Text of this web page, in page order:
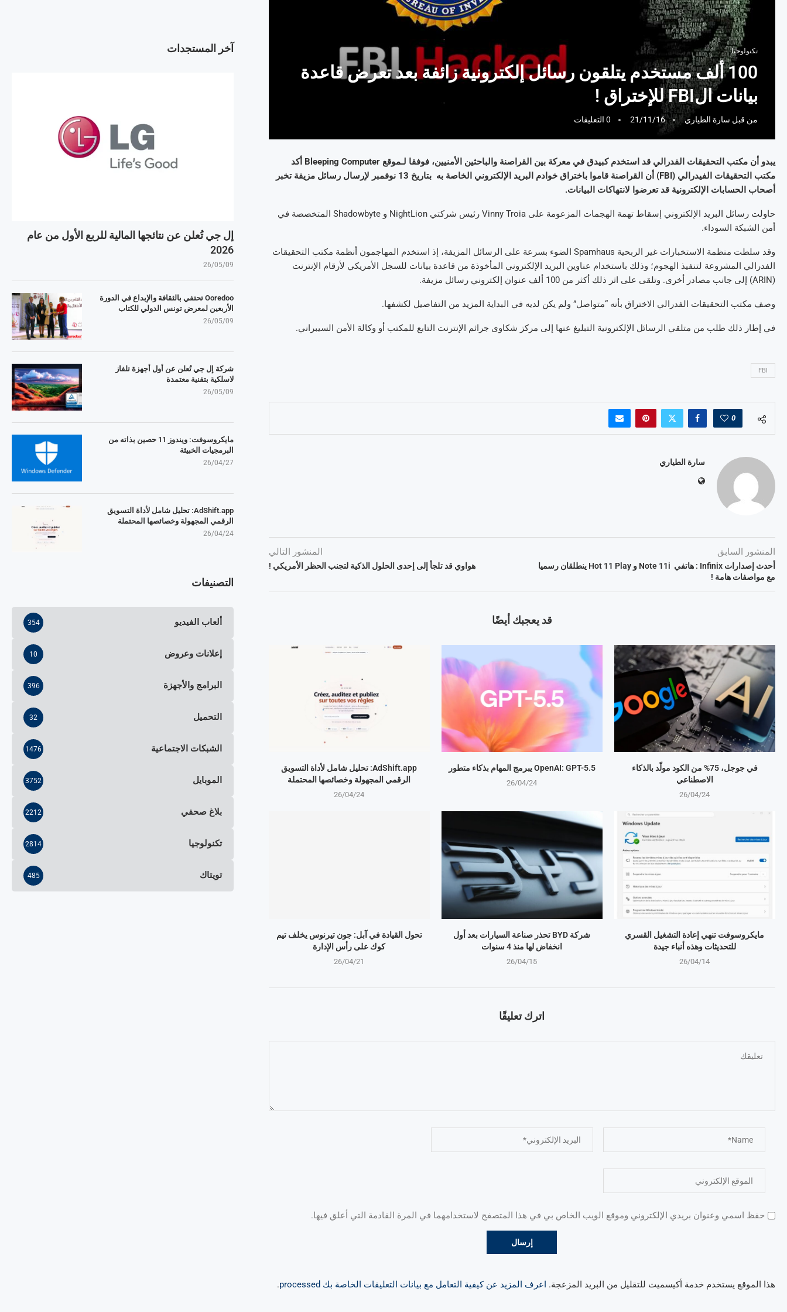
تكنولوجيا
100 ألف مستخدم يتلقون رسائل إلكترونية زائفة بعد تعرض قاعدة
بيانات الFBI للإختراق !
من قبل سارة الطياري 21/11/16 0 التعليقات
يبدو أن مكتب التحقيقات الفدرالي قد استخدم كبيدق في معركة بين القراصنة والباحثين الأمنيين، فوفقا لـموقع Bleeping Computer أكد
مكتب التحقيقات الفيدرالي (FBI) أن القراصنة قاموا باختراق خوادم البريد الإلكتروني الخاصة به بتاريخ 13 نوفمبر لإرسال رسائل مزيفة تخبر
أصحاب الحسابات الإلكترونية قد تعرضوا لانتهاكات البيانات.
حاولت رسائل البريد الإلكتروني إسقاط تهمة الهجمات المزعومة على Vinny Troia رئيس شركتي NightLion و Shadowbyte المتخصصة في
أمن الشبكة السوداء.
وقد سلطت منظمة الاستخبارات غير الربحية Spamhaus الضوء بسرعة على الرسائل المزيفة، إذ استخدم المهاجمون أنظمة مكتب التحقيقات
الفدرالي المشروعة لتنفيذ الهجوم؛ وذلك باستخدام عناوين البريد الإلكتروني المأخوذة من قاعدة بيانات للسجل الأمريكي لأرقام الإنترنت
(ARIN) إلى جانب مصادر أخرى. وتلقى على اثر ذلك أكثر من 100 ألف عنوان إلكتروني رسائل مزيفة.
وصف مكتب التحقيقات الفدرالي الاختراق بأنه “متواصل” ولم يكن لديه في البداية المزيد من التفاصيل لكشفها.
في إطار ذلك طلب من متلقي الرسائل الإلكترونية التبليغ عنها إلى مركز شكاوى جرائم الإنترنت التابع للمكتب أو وكالة الأمن السيبراني.
FBI
0
سارة الطياري
المنشور السابق
أحدث إصدارات Infinix : هاتفي Note 11i و Hot 11 Play ينطلقان رسميا
مع مواصفات هامة !
المنشور التالي
هواوي قد تلجأ إلى إحدى الحلول الذكية لتجنب الحظر الأمريكي !
قد يعجبك أيضًا
AdShift.app: تحليل شامل لأداة التسويق
الرقمي المجهولة وخصائصها المحتملة
26/04/24
OpenAI: GPT-5.5 يبرمج المهام بذكاء متطور
26/04/24
في جوجل، 75% من الكود مولّد بالذكاء
الاصطناعي
26/04/24
تحول القيادة في آبل: جون تيرنوس يخلف تيم
كوك على رأس الإدارة
26/04/21
شركة BYD تحذر صناعة السيارات بعد أول
انخفاض لها منذ 4 سنوات
26/04/15
مايكروسوفت تنهي إعادة التشغيل القسري
للتحديثات وهذه أنباء جيدة
26/04/14
اترك تعليقًا
حفظ اسمي وعنوان بريدي الإلكتروني وموقع الويب الخاص بي في هذا المتصفح لاستخدامهما في المرة القادمة التي أعلق فيها.
هذا الموقع يستخدم خدمة أكيسميت للتقليل من البريد المزعجة. اعرف المزيد عن كيفية التعامل مع بيانات التعليقات الخاصة بك processed .
آخر المستجدات
إل جي تُعلن عن نتائجها المالية للربع الأول من عام
2026
26/05/09
Ooredoo تحتفي بالثقافة والإبداع في الدورة
الأربعين لمعرض تونس الدولي للكتاب
26/05/09
شركة إل جي تُعلن عن أول أجهزة تلفاز
لاسلكية بتقنية معتمدة
26/05/09
مايكروسوفت: ويندوز 11 حصين بذاته من
البرمجيات الخبيثة
26/04/27
AdShift.app: تحليل شامل لأداة التسويق
الرقمي المجهولة وخصائصها المحتملة
26/04/24
التصنيفات
ألعاب الفيديو 354
إعلانات وعروض 10
البرامج والأجهزة 396
التحميل 32
الشبكات الاجتماعية 1476
الموبايل 3752
بلاغ صحفي 2212
تكنولوجيا 2814
تويتاك 485